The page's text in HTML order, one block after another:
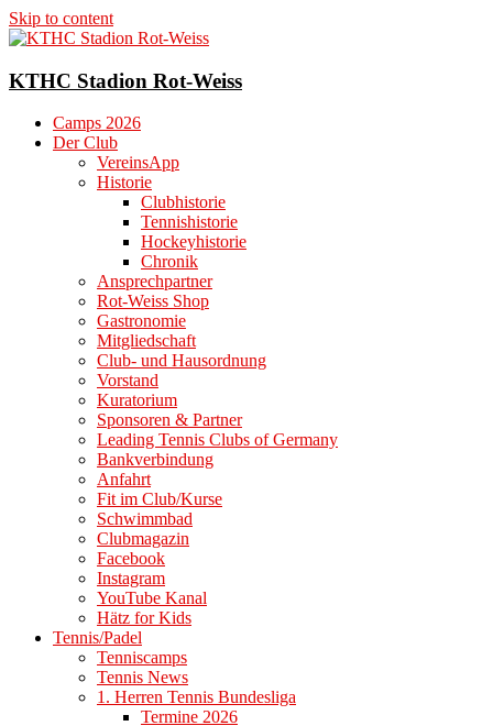
Skip to content
KTHC Stadion Rot-Weiss
Camps 2026
Der Club
VereinsApp
Historie
Clubhistorie
Tennishistorie
Hockeyhistorie
Chronik
Ansprechpartner
Rot-Weiss Shop
Gastronomie
Mitgliedschaft
Club- und Hausordnung
Vorstand
Kuratorium
Sponsoren & Partner
Leading Tennis Clubs of Germany
Bankverbindung
Anfahrt
Fit im Club/Kurse
Schwimmbad
Clubmagazin
Facebook
Instagram
YouTube Kanal
Hätz for Kids
Tennis/Padel
Tenniscamps
Tennis News
1. Herren Tennis Bundesliga
Termine 2026